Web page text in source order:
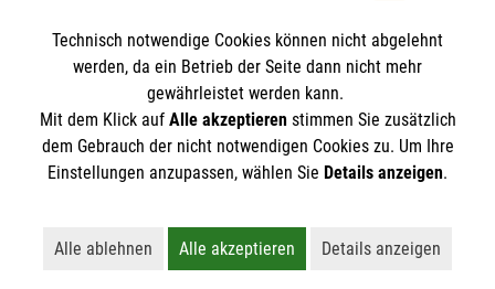
IBAN: DE90 6005 0101 0001 2706 88
BIC: SOLADEST600
So finden Sie uns
Ulmer Str. 231
70327 Stuttgart
Der Malteser Hilfsdienst e.V. ist als eingetragene
Gewerbesteuer befreit.
Technisch notwendige Cookies können nicht abgelehnt
werden, da ein Betrieb der Seite dann nicht mehr
gewährleistet werden kann.
Mit dem Klick auf Alle akzeptierenstimmen Sie zusätzlich
dem Gebrauch der nicht notwendigen Cookies zu. Um Ihre
Einstellungen anzupassen, wählen Sie Details anzeigen.
Alle ablehnen
Lehnt alle nicht-essentiellen Cookies ab
Alle akzeptieren
Akzeptiert alle Cookies
Details anzeigen